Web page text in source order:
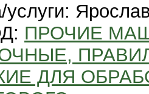
ПРОЧИЕ
ДЛЯ